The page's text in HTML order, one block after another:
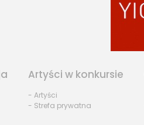
Artyści w konkursie
- Artyści
- Strefa prywatna